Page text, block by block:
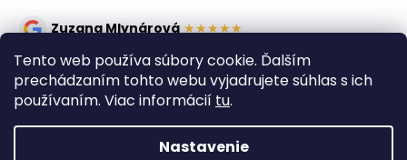
Tento web používa súbory cookie. Ďalším
prechádzaním tohto webu vyjadrujete súhlas s ich
používaním. Viac informácií tu.
Nastavenie
Zuzana Mlynárová ★★★★★
Oceňujem rýchlosť a odborný prístup. Vírivka montovaná
načas, všetko prebehlo výborne, odporúčam!
Ivan Bolacký ★★★★★
Dobré ceny, ochotné poradenstvo. Rýchly servis a kvalitná